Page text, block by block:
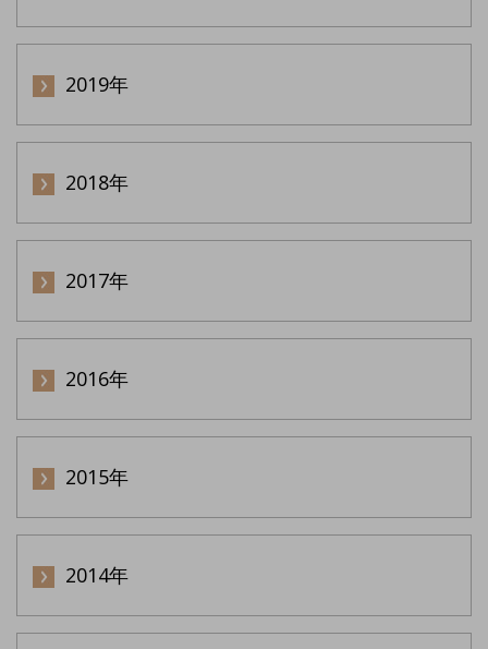
2019年
2018年
2017年
2016年
2015年
2014年